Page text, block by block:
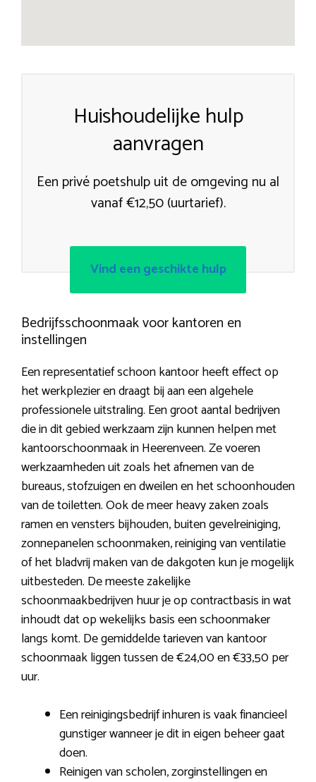
Huishoudelijke hulp
aanvragen
Een privé poetshulp uit de omgeving nu al
vanaf €12,50 (uurtarief).
Vind een geschikte hulp
Bedrijfsschoonmaak voor kantoren en
instellingen
Een representatief schoon kantoor heeft effect op
het werkplezier en draagt bij aan een algehele
professionele uitstraling. Een groot aantal bedrijven
die in dit gebied werkzaam zijn kunnen helpen met
kantoorschoonmaak in Heerenveen. Ze voeren
werkzaamheden uit zoals het afnemen van de
bureaus, stofzuigen en dweilen en het schoonhouden
van de toiletten. Ook de meer heavy zaken zoals
ramen en vensters bijhouden, buiten gevelreiniging,
zonnepanelen schoonmaken, reiniging van ventilatie
of het bladvrij maken van de dakgoten kun je mogelijk
uitbesteden. De meeste zakelijke
schoonmaakbedrijven huur je op contractbasis in wat
inhoudt dat op wekelijks basis een schoonmaker
langs komt. De gemiddelde tarieven van kantoor
schoonmaak liggen tussen de €24,00 en €33,50 per
uur.
Een reinigingsbedrijf inhuren is vaak financieel
gunstiger wanneer je dit in eigen beheer gaat
doen.
Reinigen van scholen, zorginstellingen en